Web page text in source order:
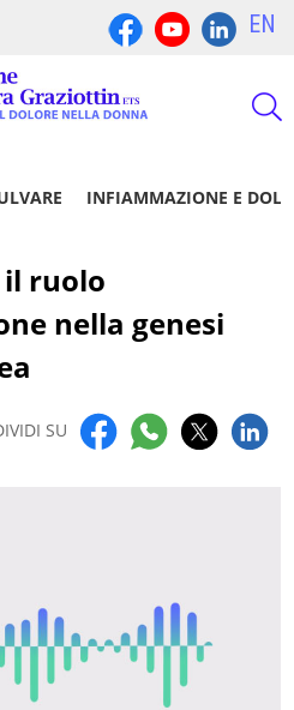
EN
INFIAMMAZIONE E
il ruolo
nella genesi
SU